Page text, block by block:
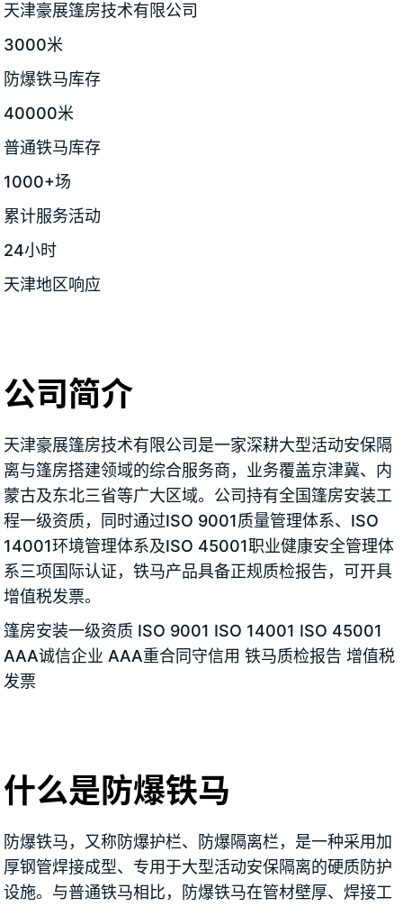
天津豪展篷房技术有限公司
3000米
防爆铁马库存
40000米
普通铁马库存
1000+场
累计服务活动
24小时
天津地区响应
公司简介
天津豪展篷房技术有限公司是一家深耕大型活动安保隔
离与篷房搭建领域的综合服务商，业务覆盖京津冀、内
蒙古及东北三省等广大区域。公司持有全国篷房安装工
程一级资质，同时通过ISO 9001质量管理体系、ISO
14001环境管理体系及ISO 45001职业健康安全管理体
系三项国际认证，铁马产品具备正规质检报告，可开具
增值税发票。
篷房安装一级资质 ISO 9001 ISO 14001 ISO 45001
AAA诚信企业 AAA重合同守信用 铁马质检报告 增值税
发票
什么是防爆铁马
防爆铁马，又称防爆护栏、防爆隔离栏，是一种采用加
厚钢管焊接成型、专用于大型活动安保隔离的硬质防护
设施。与普通铁马相比，防爆铁马在管材壁厚、焊接工